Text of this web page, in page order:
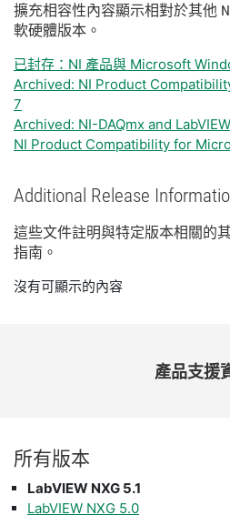
擴充相容性內容顯示相對於其他
軟硬體版本。
已封存：NI 產品與 Microsoft
Archived: NI Product
7
Archived: NI-DAQmx and
NI Product Compatibility for
Additional Release
這些文件註明與特定版本相關的
指南。
沒有可顯示的內容
產品支援
所有版本
LabVIEW NXG 5.1
LabVIEW NXG 5.0